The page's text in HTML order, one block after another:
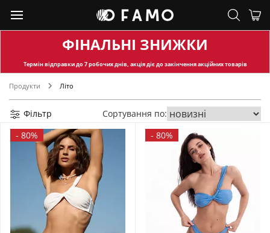
ФІНАЛЬНІ ЗНИЖКИ
Термін відправкидо 7 робочих днів, акція діє до закінчення акційних товарів
Продукти Літо
Фільтр
Сортування по:
- 80% - 80%